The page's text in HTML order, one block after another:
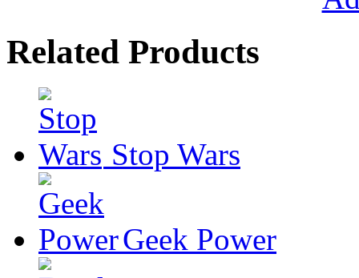
Related Products
Stop Wars
Geek Power